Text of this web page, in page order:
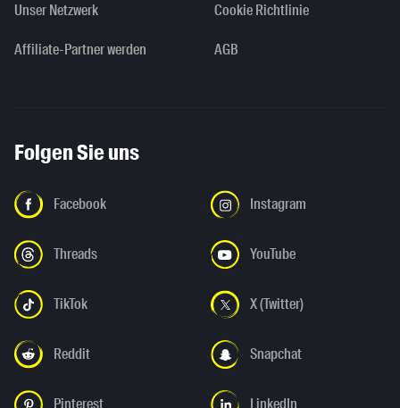
Unser Netzwerk
Affiliate-Partner werden
Cookie Richtlinie
AGB
Folgen Sie uns
Facebook Instagram
Threads YouTube
TikTok X (Twitter)
Reddit Snapchat